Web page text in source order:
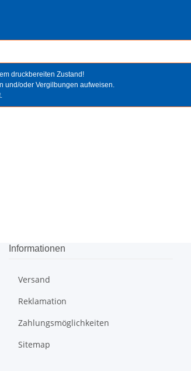
druckbereiten Zustand!
und/oder Vergilbungen aufweisen.
Informationen
Versand
Reklamation
Zahlungsmöglichkeiten
Sitemap